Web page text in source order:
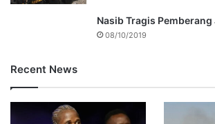
Nasib Tragis Pemberang
08/10/2019
Recent News